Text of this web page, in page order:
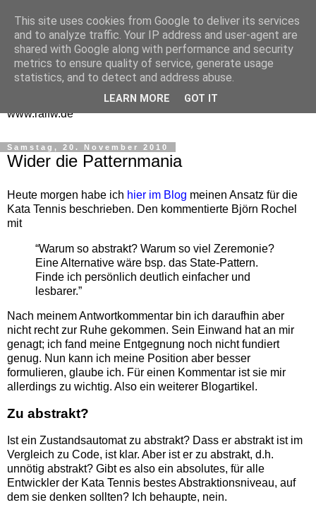
One Man Think Tank
Gedanken
Spontanes und Überlegtes aus meinem "Denkraum" -
www.ralfw.de
Samstag, 20. November 2010
Wider die Patternmania
Heute morgen habe ich hier im Blog meinen Ansatz für die
Kata Tennis beschrieben. Den kommentierte Björn Rochel
mit
“Warum so abstrakt? Warum so viel Zeremonie?
Eine Alternative wäre bsp. das State-Pattern.
Finde ich persönlich deutlich einfacher und
lesbarer.”
Nach meinem Antwortkommentar bin ich daraufhin aber
nicht recht zur Ruhe gekommen. Sein Einwand hat an mir
genagt; ich fand meine Entgegnung noch nicht fundiert
genug. Nun kann ich meine Position aber besser
formulieren, glaube ich. Für einen Kommentar ist sie mir
allerdings zu wichtig. Also ein weiterer Blogartikel.
Zu abstrakt?
Ist ein Zustandsautomat zu abstrakt? Dass er abstrakt ist im
Vergleich zu Code, ist klar. Aber ist er zu abstrakt, d.h.
unnötig abstrakt? Gibt es also ein absolutes, für alle
Entwickler der Kata Tennis bestes Abstraktionsniveau, auf
dem sie denken sollten? Ich behaupte, nein.
This site uses cookies from Google to deliver its services
and to analyze traffic. Your IP address and user-agent are
shared with Google along with performance and security
metrics to ensure quality of service, generate usage
statistics, and to detect and address abuse.
LEARN MORE GOT IT